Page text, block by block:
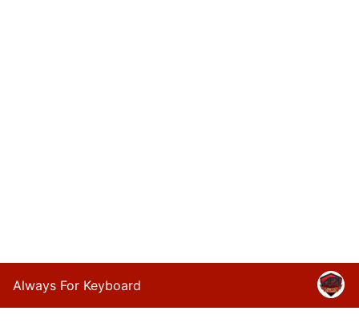
Always For Keyboard